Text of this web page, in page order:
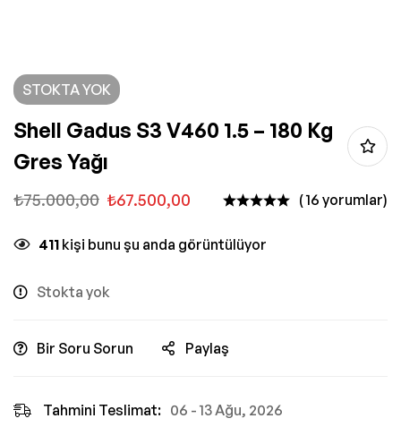
STOKTA YOK
Shell Gadus S3 V460 1.5 – 180 Kg
Gres Yağı
₺75.000,00 ₺67.500,00 ( 16 yorumlar)
411 kişi bunu şu anda görüntülüyor
Stokta yok
Bir Soru Sorun Paylaş
Tahmini Teslimat: 06 - 13 Ağu, 2026